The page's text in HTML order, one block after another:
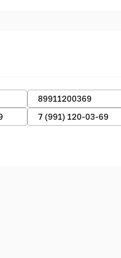
89911200369
7 (991) 120-03-69